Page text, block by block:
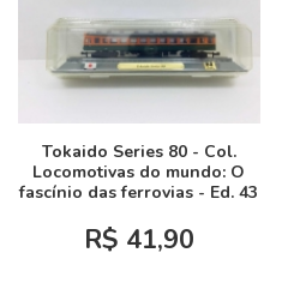
Tokaido Series 80 - Col.
Locomotivas do mundo: O
fascínio das ferrovias - Ed. 43
R$ 41,90